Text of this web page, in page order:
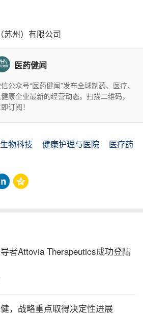
苏州）有限公司
医药健闻
公众号“医药健闻”发布全球制药、医疗、
康企业最新的经营动态。扫描二维码，
订阅！
生物科技 健康护理与医院
医疗药
者Attovia Therapeutics成功登陆
，战略重点取得决定性进展